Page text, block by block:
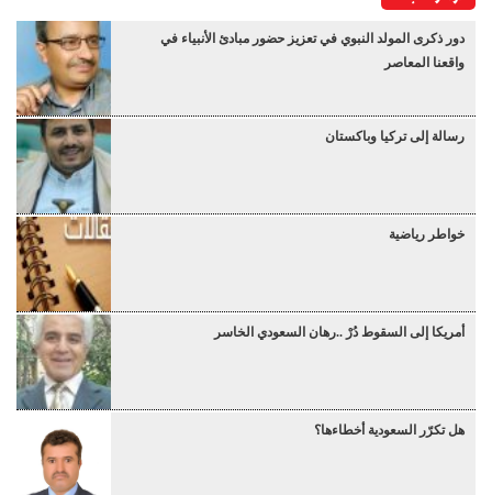
دور ذكرى المولد النبوي في تعزيز حضور مبادئ الأنبياء في
واقعنا المعاصر
رسالة إلى تركيا وباكستان
خواطر رياضية
أمريكا إلى السقوط دُرْ ..رهان السعودي الخاسر
هل تكرّر السعودية أخطاءها؟